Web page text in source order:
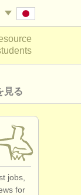
見る
jobs,
for